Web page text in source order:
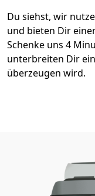
Du siehst, wir
und bieten Dir
Schenke uns 4
unterbreiten Dir
überzeugen wird.